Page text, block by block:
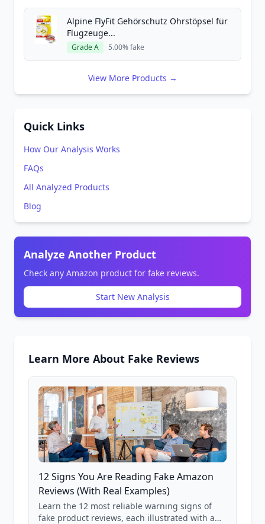
Alpine FlyFit Gehörschutz Ohrstöpsel für
Flugzeuge...
Grade A 5.00% fake
View More Products →
Quick Links
How Our Analysis Works
FAQs
All Analyzed Products
Blog
Analyze Another Product
Check any Amazon product for fake reviews.
Start New Analysis
Learn More About Fake Reviews
12 Signs You Are Reading Fake Amazon
Reviews (With Real Examples)
Learn the 12 most reliable warning signs of
fake product reviews, each illustrated with a